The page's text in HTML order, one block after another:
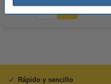
Rápido y sencillo